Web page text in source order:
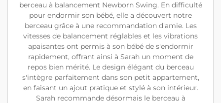
berceau à balancement Newborn Swing. En difficulté
pour endormir son bébé, elle a découvert notre
berceau grâce à une recommandation d'amie. Les
vitesses de balancement réglables et les vibrations
apaisantes ont permis à son bébé de s'endormir
rapidement, offrant ainsi à Sarah un moment de
repos bien mérité. Le design élégant du berceau
s'intègre parfaitement dans son petit appartement,
en faisant un ajout pratique et stylé à son intérieur.
Sarah recommande désormais le berceau à